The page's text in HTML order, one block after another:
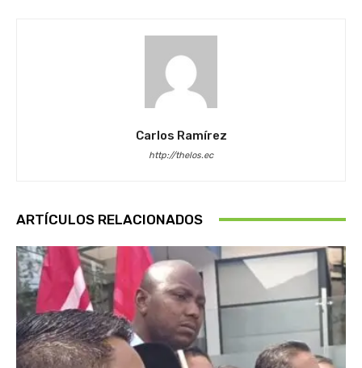
Carlos Ramírez
http://thelos.ec
ARTÍCULOS RELACIONADOS